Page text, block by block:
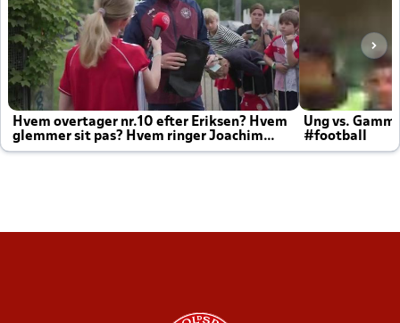
Hvem overtager nr.10 efter Eriksen? Hvem
glemmer sit pas? Hvem ringer Joachim
altid til efter kampe?
Ung vs.
#football